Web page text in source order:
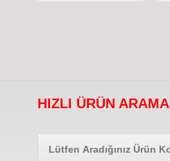
HIZLI ÜRÜN ARAMA